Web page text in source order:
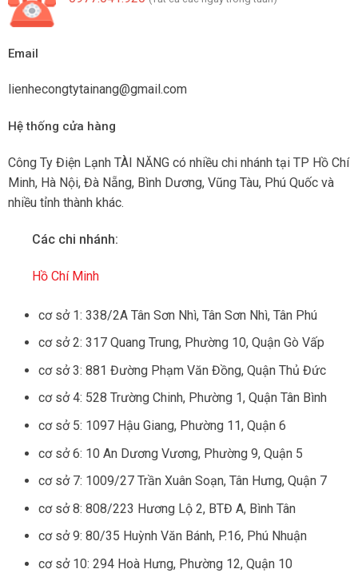
Email
lienhecongtytainang@gmail.com
Hệ thống cửa hàng
Công Ty Điện Lạnh TÀI NĂNG có nhiều chi nhánh tại TP Hồ Chí
Minh, Hà Nội, Đà Nẵng, Bình Dương, Vũng Tàu, Phú Quốc và
nhiều tỉnh thành khác.
Các chi nhánh:
Hồ Chí Minh
cơ sở 1: 338/2A Tân Sơn Nhì, Tân Sơn Nhì, Tân Phú
cơ sở 2: 317 Quang Trung, Phường 10, Quận Gò Vấp
cơ sở 3: 881 Đường Phạm Văn Đồng, Quận Thủ Đức
cơ sở 4: 528 Trường Chinh, Phường 1, Quận Tân Bình
cơ sở 5: 1097 Hậu Giang, Phường 11, Quận 6
cơ sở 6: 10 An Dương Vương, Phường 9, Quận 5
cơ sở 7: 1009/27 Trần Xuân Soạn, Tân Hưng, Quận 7
cơ sở 8: 808/223 Hương Lộ 2, BTĐ A, Bình Tân
cơ sở 9: 80/35 Huỳnh Văn Bánh, P.16, Phú Nhuận
cơ sở 10: 294 Hoà Hưng, Phường 12, Quận 10